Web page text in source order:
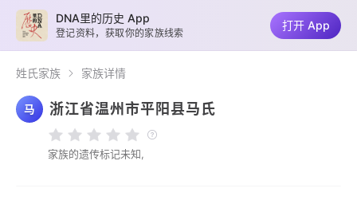
姓氏家族 家族详情
马 浙江省温州市平阳县马氏
家族的遗传标记未知,
DNA里的历史 App
登记资料，获取你的家族线索
打开 App